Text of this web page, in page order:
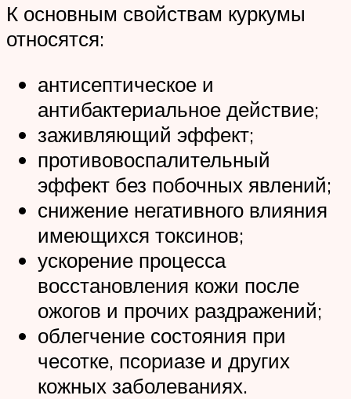
К основным свойствам куркумы
относятся:
антисептическое и
антибактериальное действие;
заживляющий эффект;
противовоспалительный
эффект без побочных явлений;
снижение негативного влияния
имеющихся токсинов;
ускорение процесса
восстановления кожи после
ожогов и прочих раздражений;
облегчение состояния при
чесотке, псориазе и других
кожных заболеваниях.